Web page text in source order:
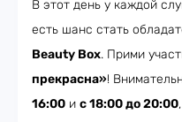
В этот день у каждой
есть шанс стать
Beauty Box. Прими
прекрасна»!
16:00 и с 18:00 до 20:00